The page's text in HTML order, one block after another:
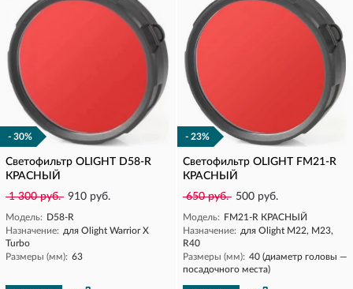
- 30%
Светофильтр OLIGHT D58-R
КРАСНЫЙ
1 300 руб. 910 руб.
Модель: D58-R
Назначение: для Olight Warrior X
Turbo
Размеры (мм): 63
- 23%
Светофильтр OLIGHT FM21-R
КРАСНЫЙ
650 руб. 500 руб.
Модель: FM21-R КРАСНЫЙ
Назначение: для Olight M22, M23,
R40
Размеры (мм): 40 (диаметр головы —
посадочного места)